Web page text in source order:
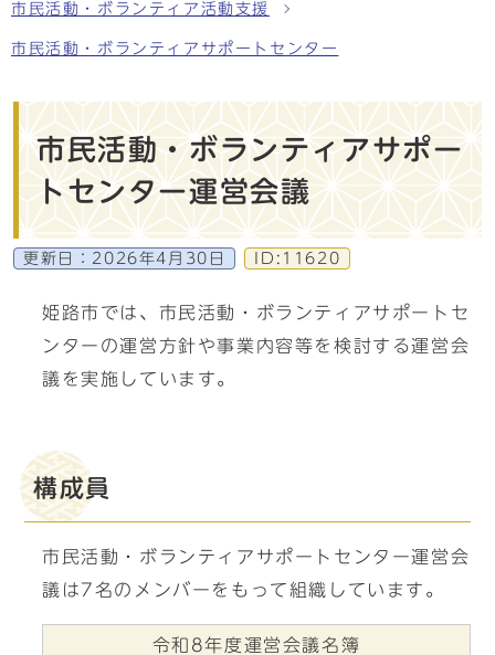
市民活動・ボランティア活動支援
市民活動・ボランティアサポートセンター
市民活動・ボランティアサポー
トセンター運営会議
更新日： 2026年4月30日 ID:11620
姫路市では、市民活動・ボランティアサポートセ
ンターの運営方針や事業内容等を検討する運営会
議を実施しています。
構成員
市民活動・ボランティアサポートセンター運営会
議は7名のメンバーをもって組織しています。
令和8年度運営会議名簿